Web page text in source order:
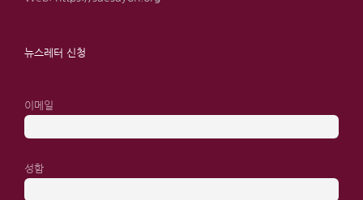
뉴스레터 신청
이메일
성함